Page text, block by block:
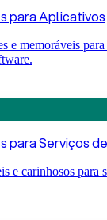
para Aplicativos
e memoráveis
para Serviços
e carinhosos para